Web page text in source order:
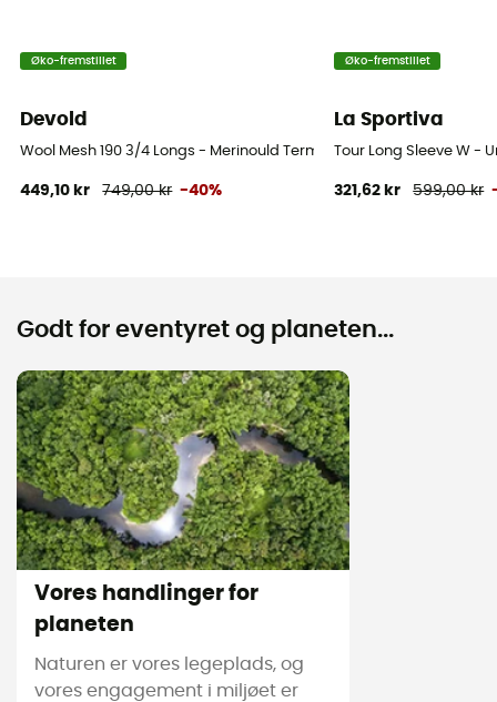
Øko-fremstillet
Devold
Wool Mesh 190 3/4 Longs - Merinould Termostrømpebukser -
449,10 kr 749,00 kr -40%
Øko-fremstillet
La Sportiva
Tour Long Sleeve W -
321,62 kr 599,00 kr
Godt for eventyret og planeten...
Vores handlinger for
planeten
Naturen er vores legeplads, og
vores engagement i miljøet er